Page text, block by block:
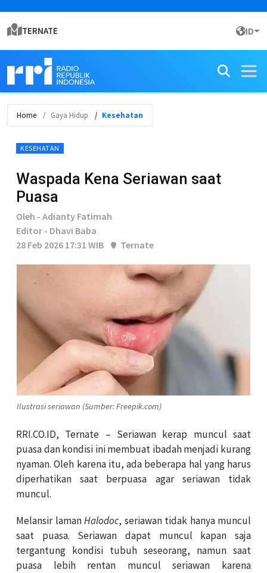
TERNATE ID
Home Gaya Hidup Kesehatan
KESEHATAN
Waspada Kena Seriawan saat
Puasa
Oleh - Adianty Fatimah
Editor - Dhavi Baba
28 Feb 2026 17:31 WIB
Ternate
Ilustrasi seriawan (Sumber: Freepik.com)
RRI.CO.ID, Ternate – Seriawan kerap muncul saat
puasa dan kondisi ini membuat ibadah menjadi kurang
nyaman. Oleh karena itu, ada beberapa hal yang harus
diperhatikan saat berpuasa agar seriawan tidak
muncul.
Melansir lamanHalodoc, seriawan tidak hanya muncul
saat puasa. Seriawan dapat muncul kapan saja
tergantung kondisi tubuh seseorang, namun saat
puasa lebih rentan muncul seriawan karena